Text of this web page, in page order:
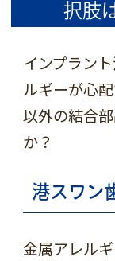
択肢
インプラン
ルギーが心
以外の結合
か？
港スワン
金属アレル